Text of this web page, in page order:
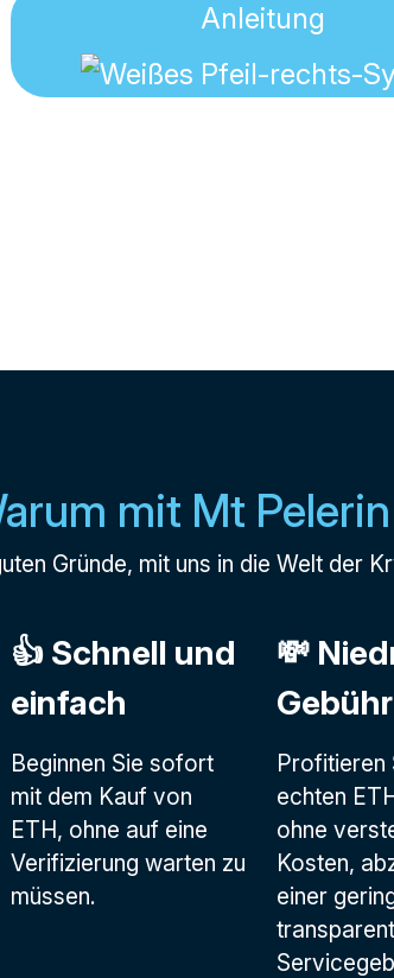
Anleitung
mit Mt
Gründe, mit uns in die Welt der
👍 Schnell und
einfach
Beginnen Sie sofort
mit dem Kauf von
ETH, ohne auf eine
Verifizierung warten zu
müssen.
💸
Profitieren
echten
ohne
Kosten,
einer